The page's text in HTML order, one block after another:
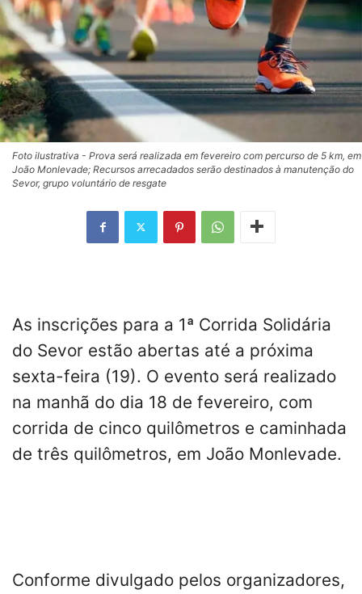
Foto ilustrativa - Prova será realizada em fevereiro com percurso de 5 km, em
João Monlevade; Recursos arrecadados serão destinados à manutenção do
Sevor, grupo voluntário de resgate
As inscrições para a 1ª Corrida Solidária
do Sevor estão abertas até a próxima
sexta-feira (19). O evento será realizado
na manhã do dia 18 de fevereiro, com
corrida de cinco quilômetros e caminhada
de três quilômetros, em João Monlevade.
Conforme divulgado pelos organizadores,